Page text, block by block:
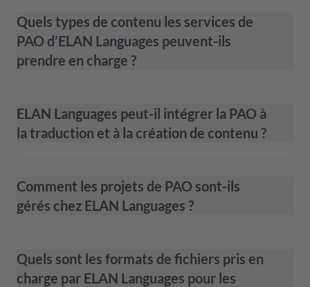
Quels types de contenu les services de
PAO d’ELAN Languages peuvent-ils
prendre en charge ?
ELAN Languages peut-il intégrer la PAO à
la traduction et à la création de contenu ?
Comment les projets de PAO sont-ils
gérés chez ELAN Languages ?
Quels sont les formats de fichiers pris en
charge par ELAN Languages pour les